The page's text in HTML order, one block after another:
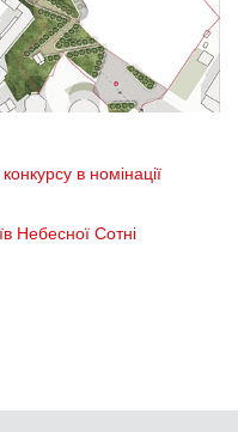
в номінації
Небесної Сотні